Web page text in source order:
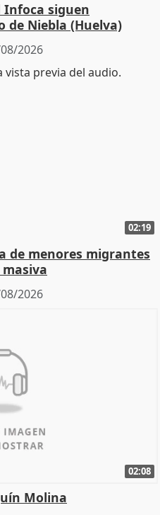
Infoca siguen
de Niebla (Huelva)
2026
02:19
de menores migrantes
2026
02:08
Molina